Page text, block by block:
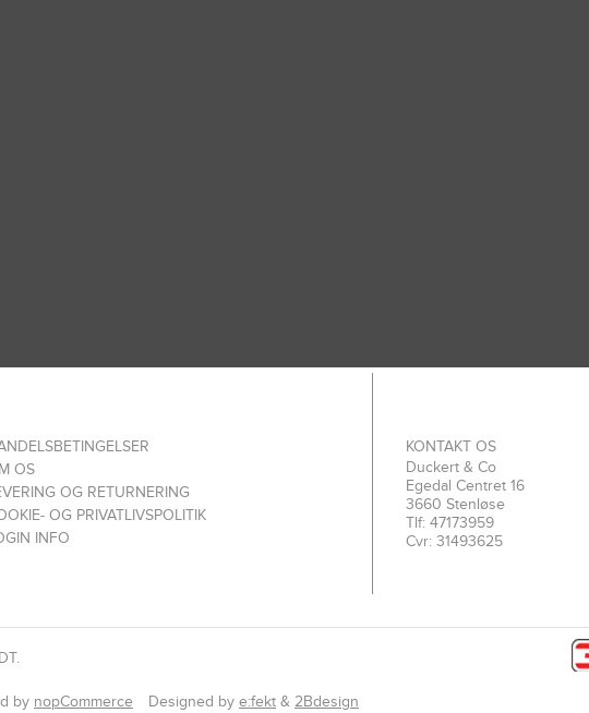
OS
OG RETURNERING
OG PRIVATLIVSPOLITIK
INFO
KONTAKT OS
Duckert & Co
Egedal Centret 16
3660 Stenløse
Tlf: 47173959
Cvr: 31493625
by nopCommerce Designed by e:fekt & 2Bdesign